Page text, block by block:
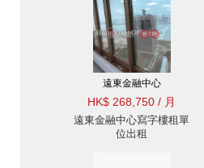
遠東金融中心
HK$ 268,750 / 月
遠東金融中心寫字樓租單
位出租